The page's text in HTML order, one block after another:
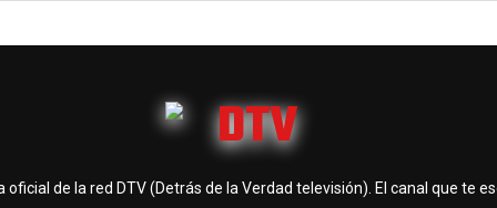
oficial de la red DTV (Detrás de la Verdad televisión). El canal que te